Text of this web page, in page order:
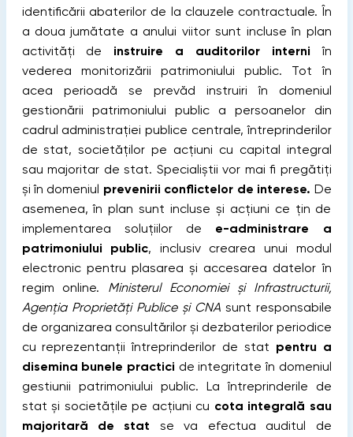
identificării abaterilor de la clauzele contractuale. În
a doua jumătate a anului viitor sunt incluse în plan
activități de instruire a auditorilor interni în
vederea monitorizării patrimoniului public. Tot în
acea perioadă se prevăd instruiri în domeniul
gestionării patrimoniului public a persoanelor din
cadrul administrației publice centrale, întreprinderilor
de stat, societăţilor pe acţiuni cu capital integral
sau majoritar de stat. Specialiștii vor mai fi pregătiți
și în domeniul prevenirii conflictelor de interese. De
asemenea, în plan sunt incluse și acțiuni ce țin de
implementarea soluţiilor de e-administrare a
patrimoniului public, inclusiv crearea unui modul
electronic pentru plasarea şi accesarea datelor în
regim online. Ministerul Economiei și Infrastructurii,
Agenția Proprietăți Publice și CNAsunt responsabile
de organizarea consultărilor și dezbaterilor periodice
cu reprezentanţii întreprinderilor de stat pentru a
disemina bunele practici de integritate în domeniul
gestiunii patrimoniului public. La întreprinderile de
stat şi societăţile pe acţiuni cu cota integrală sau
majoritară de stat se va efectua auditul de